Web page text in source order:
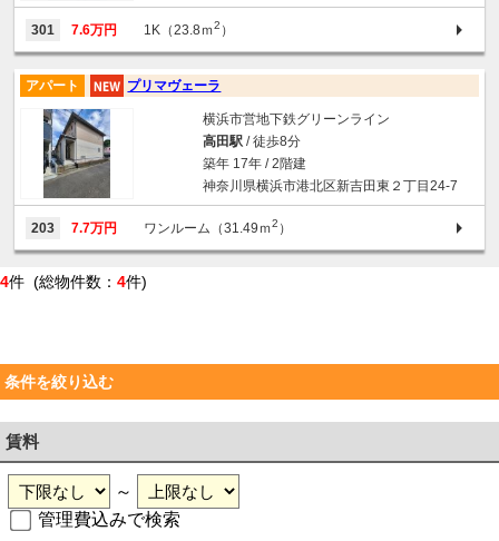
301 7.6万円 1K（23.8ｍ2 ）
アパート プリマヴェーラ
横浜市営地下鉄グリーンライン
高田駅/ 徒歩8分
築年 17年 / 2階建
神奈川県横浜市港北区新吉田東２丁目24-7
203 7.7万円 ワンルーム（31.49ｍ2 ）
4件 (総物件数： 4件)
条件を絞り込む
賃料
～
管理費込みで検索